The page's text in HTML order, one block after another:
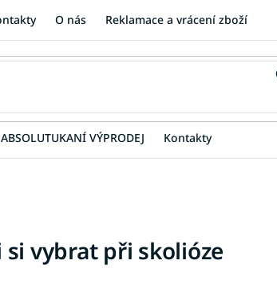
O nás Reklamace a vrácení zboží
ABSOLUTUKANÍ VÝPRODEJ Kontakty
si vybrat při skolióze